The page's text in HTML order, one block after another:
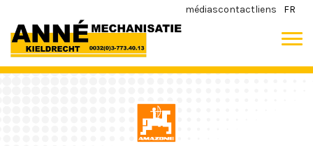
médiascontactliens FR